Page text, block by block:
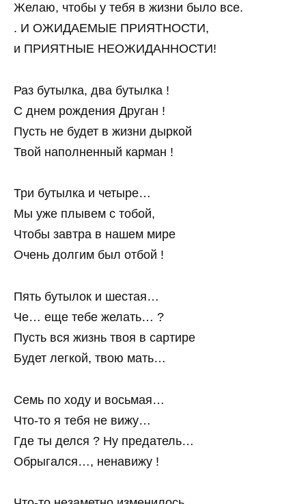
Желаю, чтобы у тебя в жизни было все.
. И ОЖИДАЕМЫЕ ПРИЯТНОСТИ,
и ПРИЯТНЫЕ НЕОЖИДАННОСТИ!
Раз бутылка, два бутылка !
С днем рождения Друган !
Пусть не будет в жизни дыркой
Твой наполненный карман !
Три бутылка и четыре…
Мы уже плывем с тобой,
Чтобы завтра в нашем мире
Очень долгим был отбой !
Пять бутылок и шестая…
Че… еще тебе желать… ?
Пусть вся жизнь твоя в сартире
Будет легкой, твою мать…
Семь по ходу и восьмая…
Что-то я тебя не вижу…
Где ты делся ? Ну предатель…
Обрыгался…, ненавижу !